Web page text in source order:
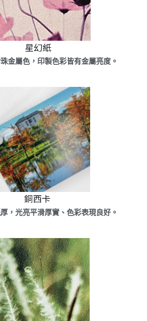
星幻紙
金屬色，印製色彩皆有金屬亮度。
銅西卡
，光亮平滑厚實、色彩表現良好。